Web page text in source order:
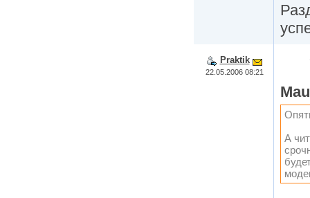
Praktik
22.05.2006 08:21
А